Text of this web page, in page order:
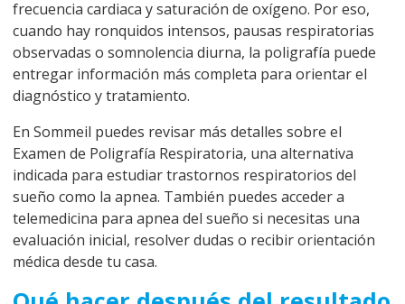
frecuencia cardiaca y saturación de oxígeno. Por eso,
cuando hay ronquidos intensos, pausas respiratorias
observadas o somnolencia diurna, la poligrafía puede
entregar información más completa para orientar el
diagnóstico y tratamiento.
En Sommeil puedes revisar más detalles sobre el
Examen de Poligrafía Respiratoria, una alternativa
indicada para estudiar trastornos respiratorios del
sueño como la apnea. También puedes acceder a
telemedicina para apnea del sueño si necesitas una
evaluación inicial, resolver dudas o recibir orientación
médica desde tu casa.